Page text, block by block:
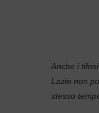
Anche i
Lazio non
stesso